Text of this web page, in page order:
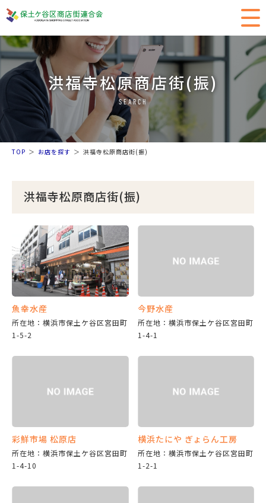
洪福寺松原商店街(振)
SEARCH
TOP お店を探す 洪福寺松原商店街(振)
洪福寺松原商店街(振)
魚幸水産
所在地：横浜市保土ケ谷区宮田町
1-5-2
今野水産
所在地：横浜市保土ケ谷区宮田町
1-4-1
彩鮮市場 松原店
所在地：横浜市保土ケ谷区宮田町
1-4-10
横浜たにや ぎょらん工房
所在地：横浜市保土ケ谷区宮田町
1-2-1